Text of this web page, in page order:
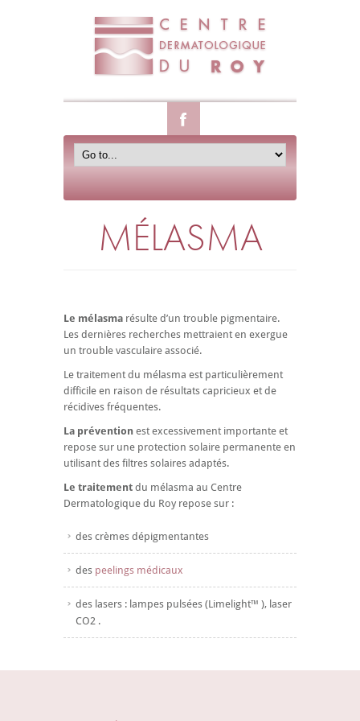
MÉLASMA
Le mélasma résulte d’un trouble pigmentaire.
Les dernières recherches mettraient en exergue
un trouble vasculaire associé.
Le traitement du mélasma est particulièrement
difficile en raison de résultats capricieux et de
récidives fréquentes.
La prévention est excessivement importante et
repose sur une protection solaire permanente en
utilisant des filtres solaires adaptés.
Le traitement du mélasma au Centre
Dermatologique du Roy repose sur :
des crèmes dépigmentantes
des peelings médicaux
des lasers : lampes pulsées (Limelight™ ), laser
CO2 .